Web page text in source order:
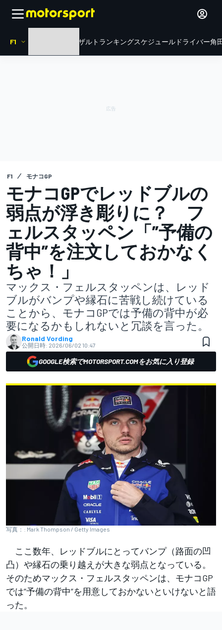
F1 リザルト ランキングスケジュール ドライバー角
F1 モナコGP
モナコGPでレッドブルの
弱点が浮き彫りに？ フ
ェルスタッペン「”予備の
背中”を注文しておかなく
ちゃ！」
マックス・フェルスタッペンは、レッド
ブルがバンプや縁石に苦戦し続けている
ことから、モナコGPでは予備の背中が必
要になるかもしれないと冗談を言った。
Ronald Vording
公開日時: 2026/06/02 10:47
GOOGLE検索でMOTORSPORT.COMをお気に入り登録
写真：: Mark Thompson / Getty Images
ここ数年、レッドブルにとってバンプ（路面の凹
凸）や縁石の乗り越えが大きな弱点となっている。
そのためマックス・フェルスタッペンは、モナコGP
では”予備の背中”を用意しておかないといけないと語
った。